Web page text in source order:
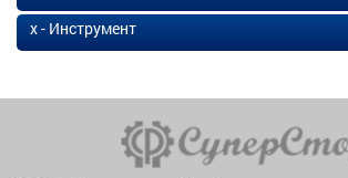
х - Инструмент